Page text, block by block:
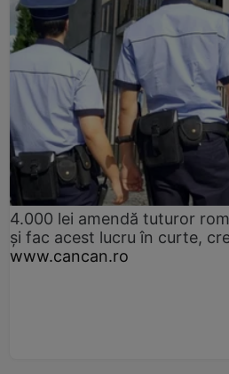
4.000 lei amendă tuturor
și fac acest lucru în curte,
www.cancan.ro